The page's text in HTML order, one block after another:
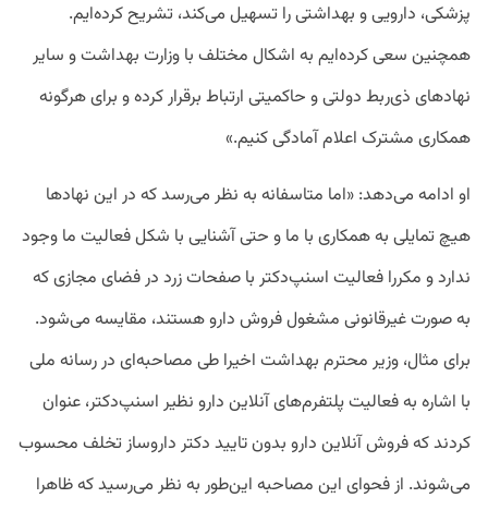
پزشکی، دارویی و بهداشتی را تسهیل می‌کند، تشریح کرده‌ایم.
همچنین سعی کرده‌ایم به اشکال مختلف با وزارت بهداشت و سایر
نهادهای ذی‌ربط دولتی و حاکمیتی ارتباط برقرار کرده و برای هرگونه
همکاری مشترک اعلام آمادگی کنیم.»
او ادامه می‌دهد: «اما متاسفانه به نظر می‌رسد که در این نهادها
هیچ تمایلی به همکاری با ما و حتی آشنایی با شکل فعالیت ما وجود
ندارد و مکررا فعالیت اسنپ‌دکتر با صفحات زرد در فضای مجازی که
به صورت غیرقانونی مشغول فروش دارو هستند، مقایسه می‌شود.
برای مثال، وزیر محترم بهداشت اخیرا طی مصاحبه‌ای در رسانه ملی
با اشاره به فعالیت پلتفرم‌های آنلاین دارو نظیر اسنپ‌دکتر، عنوان
کردند که فروش آنلاین دارو بدون تایید دکتر داروساز تخلف محسوب
می‌شوند. از فحوای این مصاحبه این‌طور به نظر می‌رسید که ظاهرا